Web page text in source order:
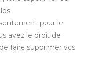
pour le
avez le droit de
faire supprimer vos